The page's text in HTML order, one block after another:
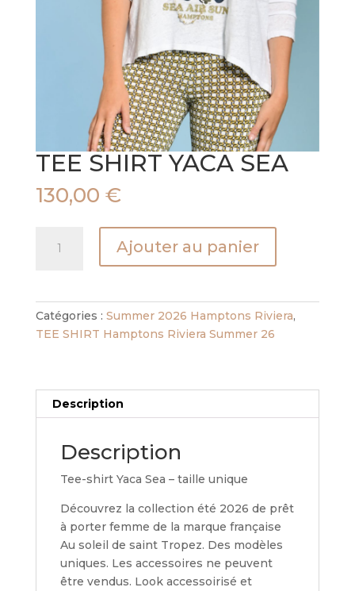
TEE SHIRT YACA SEA
130,00 €
Ajouter au panier
Catégories : Summer 2026 Hamptons Riviera,
TEE SHIRT Hamptons Riviera Summer 26
Description
Description
Tee-shirt Yaca Sea – taille unique
Découvrez la collection été 2026 de prêt
à porter femme de la marque française
Au soleil de saint Tropez. Des modèles
uniques. Les accessoires ne peuvent
être vendus. Look accessoirisé et